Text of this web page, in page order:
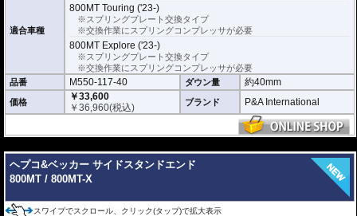
適合車種
800MT Touring ('23-)
※スプリングプレート交換タイプ
※交換作業にスプリングコンプレッサが必要
800MT Explore ('23-)
※スプリングプレート交換タイプ
※交換作業にスプリングコンプレッサが必要
品番
M550-117-40 ダウン量 約40mm
価格
￥33,600
￥36,960(税込) ブランド P&A International
ヘプコ&ベッカー サイドスタンドエンド
800MT / 800MT-X
スワイプでスクロール、クリック(タップ)で拡大表示